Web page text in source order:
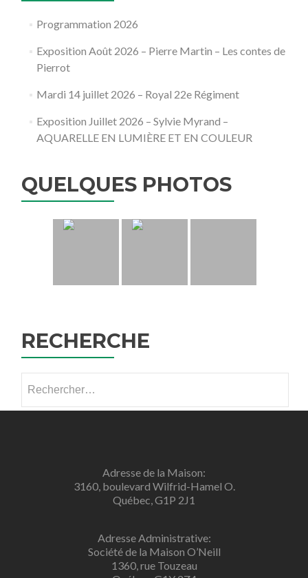
Programmation 2026
Exposition Août 2026 – Pierre Martin – Les contes de
Pierrot
Mardi 14 juillet 2026 – Royal 22e Régiment
Exposition Juillet 2026 – Sylvie Myrand –
AQUARELLE EN LUMIÈRE ET EN COULEUR
QUELQUES PHOTOS
RECHERCHE
Adresse de la Maison:
3160, boulevard Wilfrid-Hamel O.
Québec, G1P 2J1
Adresse Administrative:
Société de la Maison O’Neill
1360, rue Touzeau